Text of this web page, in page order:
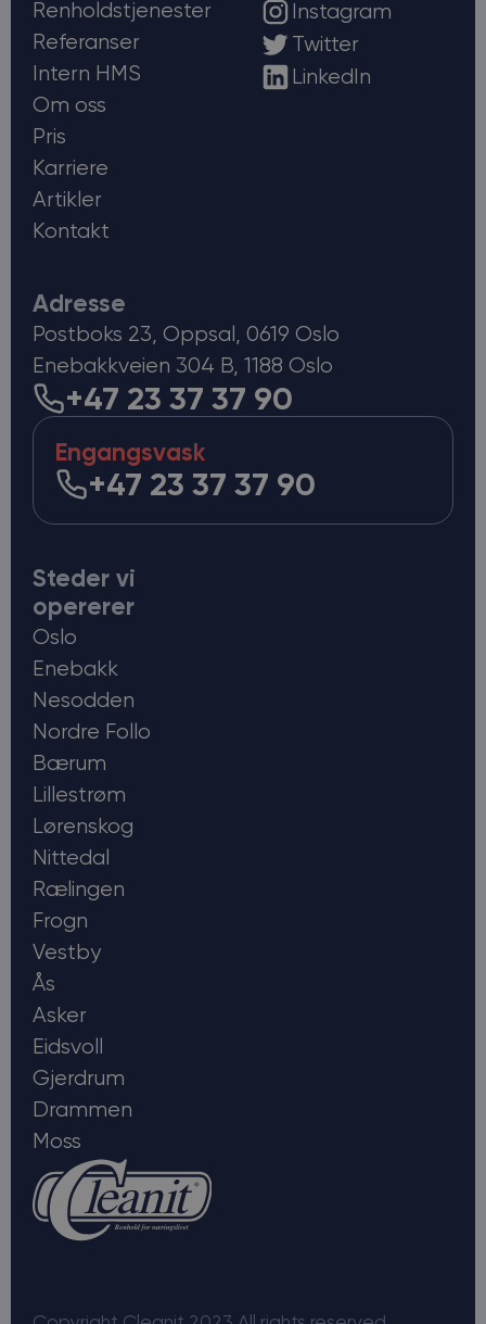
Renholdstjenester
Referanser
Intern HMS
Om oss
Pris
Karriere
Artikler
Kontakt
Instagram
Twitter
LinkedIn
Steder vi
opererer
Oslo
Enebakk
Nesodden
Nordre Follo
Bærum
Lillestrøm
Lørenskog
Nittedal
Rælingen
Frogn
Vestby
Ås
Asker
Eidsvoll
Gjerdrum
Drammen
Moss
Adresse
Postboks 23, Oppsal, 0619 Oslo
Enebakkveien 304 B, 1188 Oslo
+47 23 37 37 90
Engangsvask
+47 23 37 37 90